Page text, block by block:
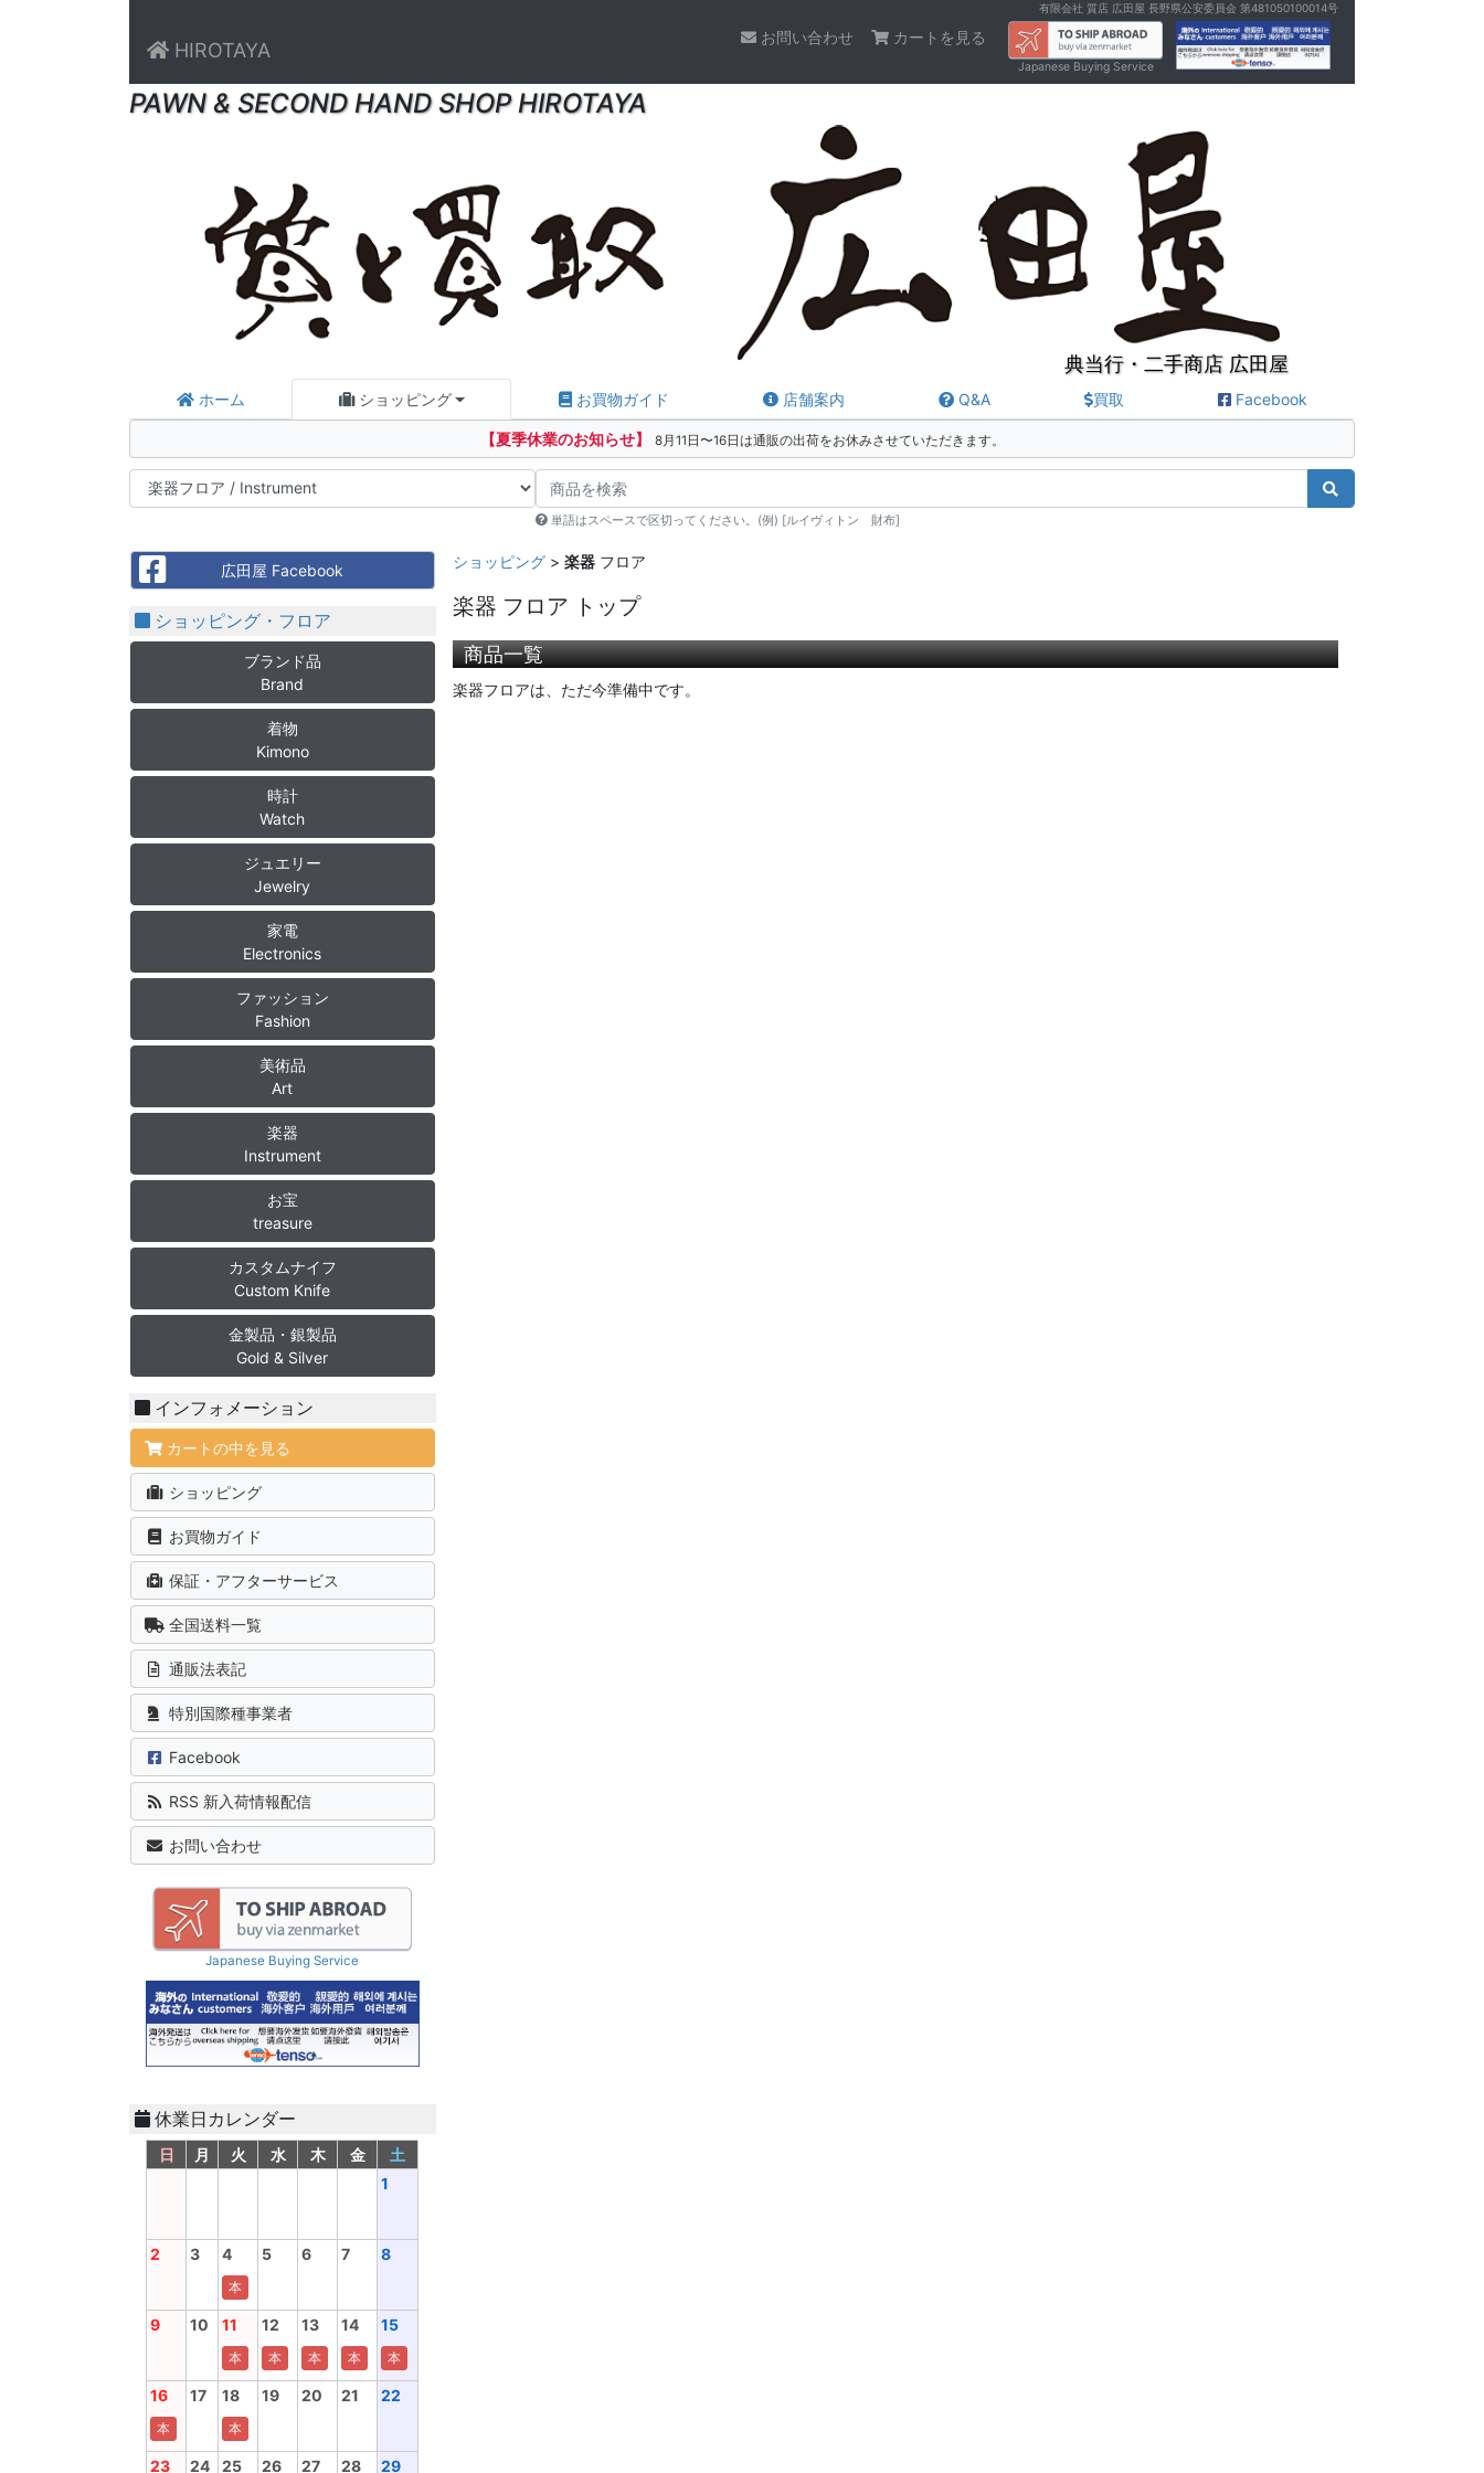
有限会社 質店 広田屋 長野県公安委員会 第481050100014号
HIROTAYA
お問い合わせ カートを見る
Japanese Buying Service
PAWN & SECOND HAND SHOP HIROTAYA
典当行・二手商店 広田屋
ホーム ショッピング お買物ガイド 店舗案内 Q&A 買取 Facebook
【夏季休業のお知らせ】 8月11日〜16日は通販の出荷をお休みさせていただきます。
単語はスペースで区切ってください。(例) [ルイヴィトン 財布]
ショッピング> 楽器フロア
楽器 フロア トップ
商品一覧
楽器フロアは、ただ今準備中です。
Facebook広田屋 Facebook
ショッピング・フロア
ブランド品
Brand
着物
Kimono
時計
Watch
ジュエリー
Jewelry
家電
Electronics
ファッション
Fashion
美術品
Art
楽器
Instrument
お宝
treasure
カスタムナイフ
Custom Knife
金製品・銀製品
Gold & Silver
インフォメーション
カートの中を見る
ショッピング
お買物ガイド
保証・アフターサービス
全国送料一覧
通販法表記
特別国際種事業者
Facebook
RSS 新入荷情報配信
お問い合わせ
Japanese Buying Service
休業日カレンダー
日 月 火 水 木 金
土
1
2 3 4
本
5 6 7 8
9 10 11
本
12
本
13
本
14
本
15
本
16
本
17 18
本
19 20 21 22
23 24 25 26 27 28 29